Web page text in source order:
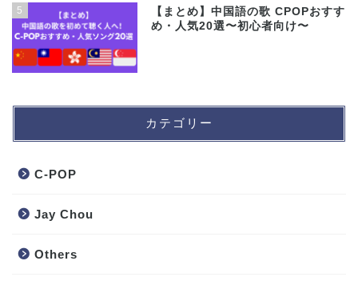
5
【まとめ】中国語の歌 CPOPおすす
め・人気20選〜初心者向け〜
カテゴリー
C-POP
Jay Chou
Others